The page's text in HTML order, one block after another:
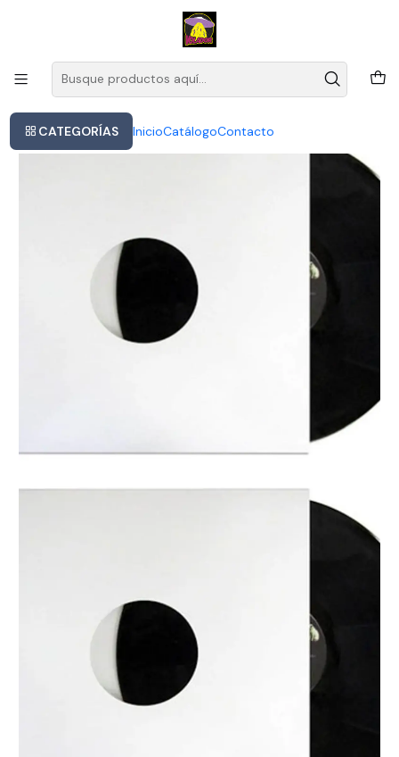
CATEGORÍAS InicioCatálogoContacto
Este es el texto del slide